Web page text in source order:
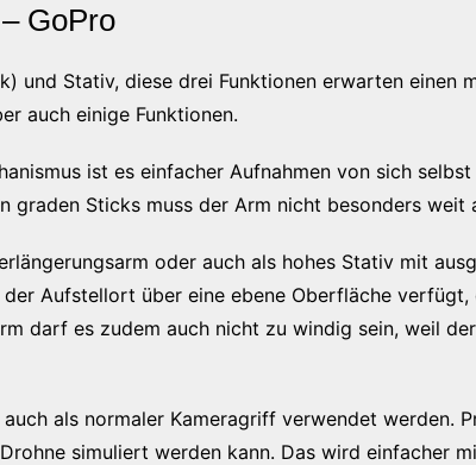
GoPro
und Stativ, diese drei Funktionen erwarten einen
auch einige Funktionen.
ist es einfacher Aufnahmen von sich
graden Sticks muss der Arm nicht besonders weit
oder auch als hohes Stativ mit
Aufstellort über eine ebene Oberfläche
darf es zudem auch nicht zu windig sein, weil
als normaler Kameragriff verwendet werden.
simuliert werden kann. Das wird einfacher